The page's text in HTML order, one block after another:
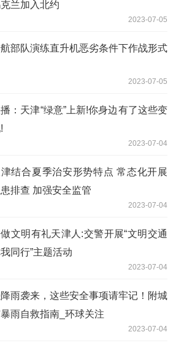
兰加入北约
2023-07-05
航部队演练直升机恶劣条件下作战形式
2023-07-05
：天津“绿意”上新!你身边有了这些变
2023-07-04
结合夏季治安形势特点 常态化开展
排查 加强安全监管
2023-07-04
文明有礼天津人:交警开展“文明交通
同行”主题活动
2023-07-04
雨袭来，这些安全事项请牢记！附城
雨自救指南_环球关注
2023-07-04